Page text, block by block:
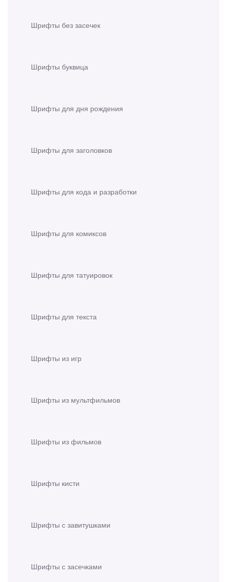
Шрифты без засечек
Шрифты буквица
Шрифты для дня рождения
Шрифты для заголовков
Шрифты для кода и разработки
Шрифты для комиксов
Шрифты для татуировок
Шрифты для текста
Шрифты из игр
Шрифты из мультфильмов
Шрифты из фильмов
Шрифты кисти
Шрифты с завитушками
Шрифты с засечками